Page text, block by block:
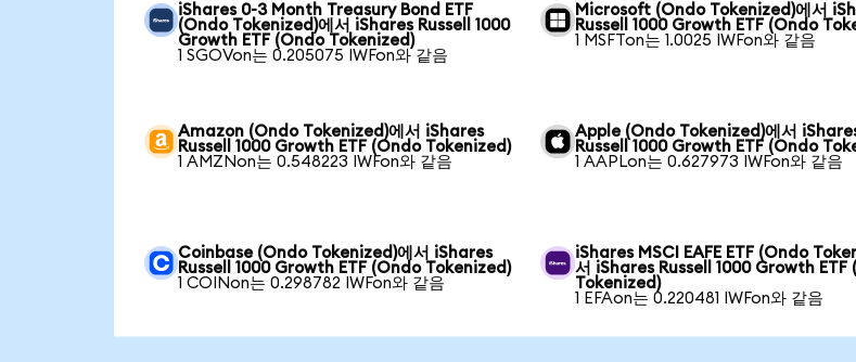
iShares 0-3 Month Treasury Bond ETF
(Ondo Tokenized)에서 iShares Russell 1000
Growth ETF (Ondo Tokenized)
1 SGOVon는 0.205075 IWFon와 같음
Microsoft (Ondo Tokenized)에서
Russell 1000 Growth ETF (Ondo
1 MSFTon는 1.0025 IWFon와 같음
Amazon (Ondo Tokenized)에서 iShares
Russell 1000 Growth ETF (Ondo Tokenized)
1 AMZNon는 0.548223 IWFon와 같음
Apple (Ondo Tokenized)에서
Russell 1000 Growth ETF (Ondo
1 AAPLon는 0.627973 IWFon와 같음
Coinbase (Ondo Tokenized)에서 iShares
Russell 1000 Growth ETF (Ondo Tokenized)
1 COINon는 0.298782 IWFon와 같음
iShares MSCI EAFE ETF (Ondo
서 iShares Russell 1000 Growth ETF
Tokenized)
1 EFAon는 0.220481 IWFon와 같음